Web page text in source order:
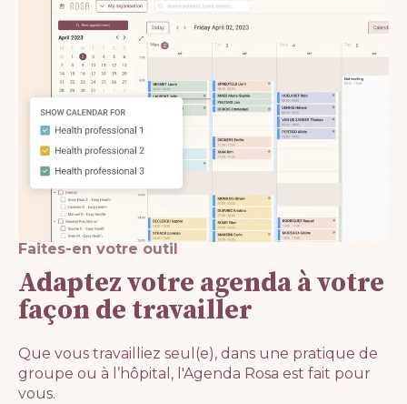
Faites-en votre outil
Adaptez votre agenda à votre
façon de travailler
Que vous travailliez seul(e), dans une pratique de
groupe ou à l’hôpital, l'Agenda Rosa est fait pour
vous.